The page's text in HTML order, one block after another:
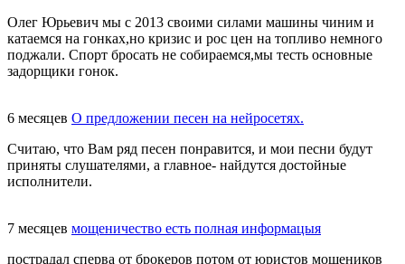
Олег Юрьевич мы с 2013 своими силами машины чиним и
катаемся на гонках,но кризис и рос цен на топливо немного
поджали. Спорт бросать не собираемся,мы тесть основные
задорщики гонок.
6 месяцев О предложении песен на нейросетях.
Считаю, что Вам ряд песен понравится, и мои песни будут
приняты слушателями, а главное- найдутся достойные
исполнители.
7 месяцев мощеничество есть полная информацыя
пострадал сперва от брокеров потом от юристов мошеников